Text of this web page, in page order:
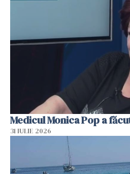
Medicul Monica Pop a
31 IULIE 2026